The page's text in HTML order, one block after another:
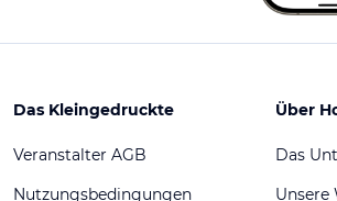
Das Kleingedruckte
Veranstalter AGB
Nutzungsbedingungen
Über
Das
Unsere